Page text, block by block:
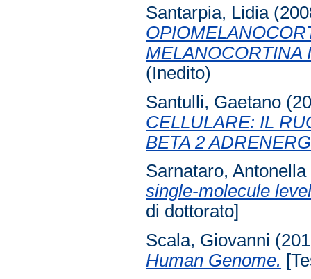
Santarpia, Lidia
MELANOCORTINA
(Inedito)
Santulli, Gaetano
CELLULARE: IL
BETA 2
Sarnataro, Antonella
single-molecule
di dottorato]
Scala, Giovanni
Human Genome.